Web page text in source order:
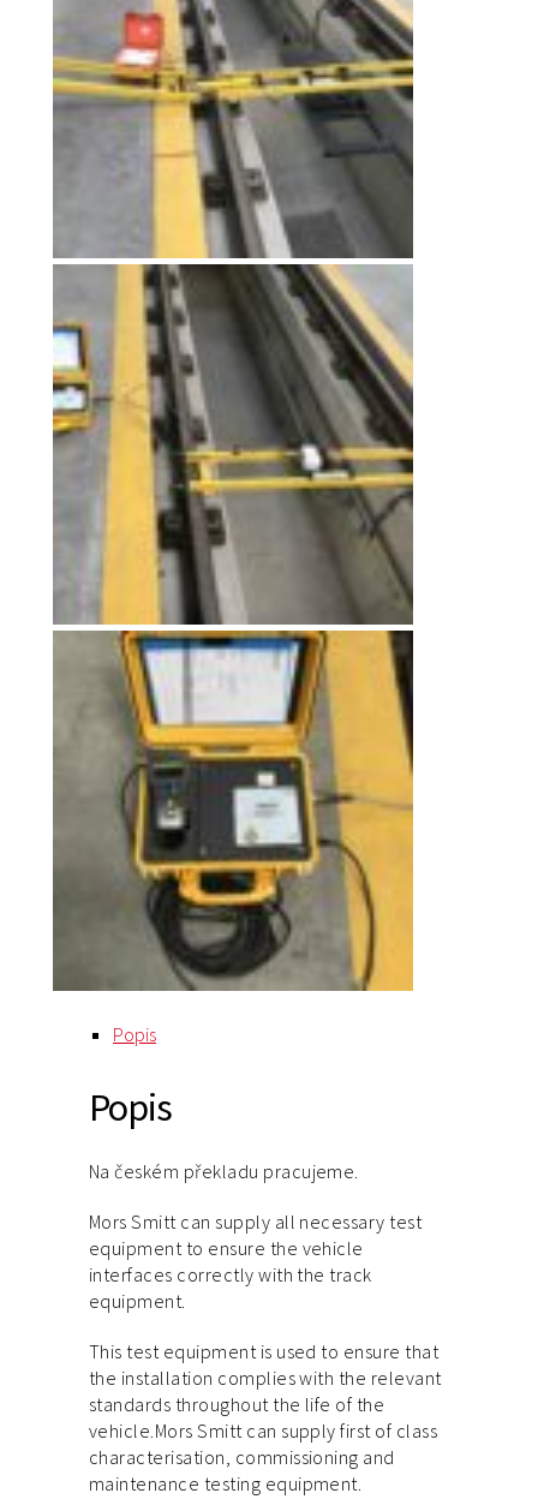
Popis
Popis
Na českém překladu pracujeme.
Mors Smitt can supply all necessary test
equipment to ensure the vehicle
interfaces correctly with the track
equipment.
This test equipment is used to ensure that
the installation complies with the relevant
standards throughout the life of the
vehicle.Mors Smitt can supply first of class
characterisation, commissioning and
maintenance testing equipment.